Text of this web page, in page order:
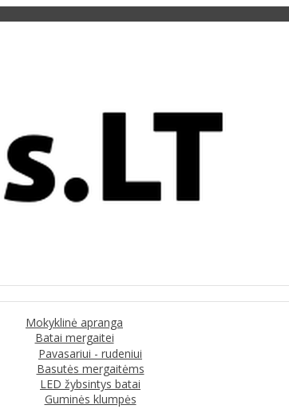
Mokyklinė apranga
Batai mergaitei
Pavasariui - rudeniui
Basutės mergaitėms
LED žybsintys batai
Guminės klumpės